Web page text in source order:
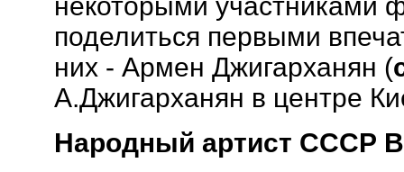
поделиться первыми
них - Армен Джигарханян (
А.Джигарханян в центре
Народный артист СССР